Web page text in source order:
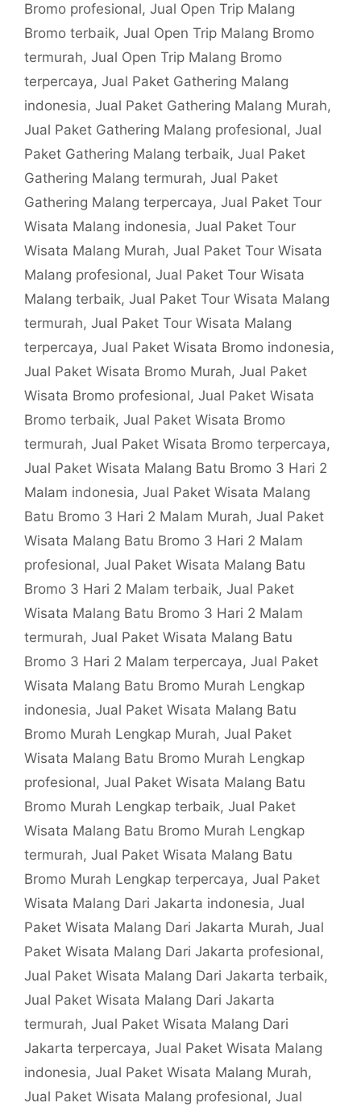
Bromo profesional, Jual Open Trip Malang
Bromo terbaik, Jual Open Trip Malang Bromo
termurah, Jual Open Trip Malang Bromo
terpercaya, Jual Paket Gathering Malang
indonesia, Jual Paket Gathering Malang Murah,
Jual Paket Gathering Malang profesional, Jual
Paket Gathering Malang terbaik, Jual Paket
Gathering Malang termurah, Jual Paket
Gathering Malang terpercaya, Jual Paket Tour
Wisata Malang indonesia, Jual Paket Tour
Wisata Malang Murah, Jual Paket Tour Wisata
Malang profesional, Jual Paket Tour Wisata
Malang terbaik, Jual Paket Tour Wisata Malang
termurah, Jual Paket Tour Wisata Malang
terpercaya, Jual Paket Wisata Bromo indonesia,
Jual Paket Wisata Bromo Murah, Jual Paket
Wisata Bromo profesional, Jual Paket Wisata
Bromo terbaik, Jual Paket Wisata Bromo
termurah, Jual Paket Wisata Bromo terpercaya,
Jual Paket Wisata Malang Batu Bromo 3 Hari 2
Malam indonesia, Jual Paket Wisata Malang
Batu Bromo 3 Hari 2 Malam Murah, Jual Paket
Wisata Malang Batu Bromo 3 Hari 2 Malam
profesional, Jual Paket Wisata Malang Batu
Bromo 3 Hari 2 Malam terbaik, Jual Paket
Wisata Malang Batu Bromo 3 Hari 2 Malam
termurah, Jual Paket Wisata Malang Batu
Bromo 3 Hari 2 Malam terpercaya, Jual Paket
Wisata Malang Batu Bromo Murah Lengkap
indonesia, Jual Paket Wisata Malang Batu
Bromo Murah Lengkap Murah, Jual Paket
Wisata Malang Batu Bromo Murah Lengkap
profesional, Jual Paket Wisata Malang Batu
Bromo Murah Lengkap terbaik, Jual Paket
Wisata Malang Batu Bromo Murah Lengkap
termurah, Jual Paket Wisata Malang Batu
Bromo Murah Lengkap terpercaya, Jual Paket
Wisata Malang Dari Jakarta indonesia, Jual
Paket Wisata Malang Dari Jakarta Murah, Jual
Paket Wisata Malang Dari Jakarta profesional,
Jual Paket Wisata Malang Dari Jakarta terbaik,
Jual Paket Wisata Malang Dari Jakarta
termurah, Jual Paket Wisata Malang Dari
Jakarta terpercaya, Jual Paket Wisata Malang
indonesia, Jual Paket Wisata Malang Murah,
Jual Paket Wisata Malang profesional, Jual